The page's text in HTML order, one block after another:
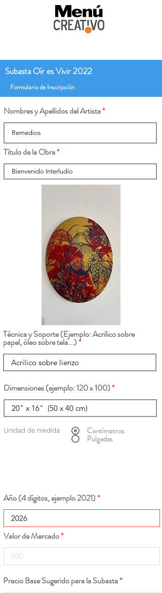
Subasta Oír es Vivir 2022
Formulario de Inscripción
Nombres y Apellidos del Artista
Título de la Obra
Técnica y Soporte (Ejemplo: Acrilico sobre
papel, óleo sobre tela...)
Dimensiones (ejemplo: 120 x 100)
Unidad de medida Centímetros
Pulgadas
Año (4 dígitos, ejemplo 2021)
Valor de Mercado
Precio Base Sugerido para la Subasta